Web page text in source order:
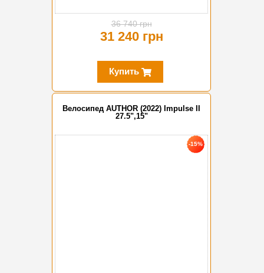
36 740 грн
31 240 грн
Купить
Велосипед AUTHOR (2022) Impulse II
27.5",15"
-15%